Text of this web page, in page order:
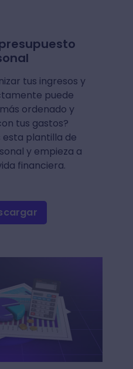
tus ingresos y
puede
ordenado y
tus gastos?
plantilla de
y empieza a
financiera.